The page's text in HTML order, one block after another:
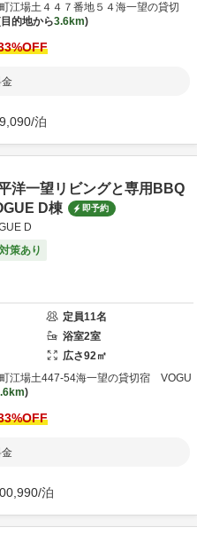
江場土４４７番地５４海一望の貸切
目的地から3.6km
%OFF
/泊
洋一望リビングと専用BBQ
D棟
即予約
D
策あり
定員11名
浴室2室
広さ92㎡
江場土447-54海一望の貸切宿 VOGU
%OFF
/泊